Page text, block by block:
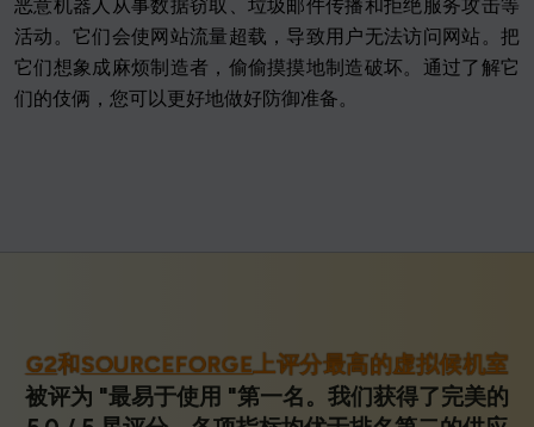
恶意机器人从事数据窃取、垃圾邮件传播和拒绝服务攻击等
活动。它们会使网站流量超载，导致用户无法访问网站。把
它们想象成麻烦制造者，偷偷摸摸地制造破坏。通过了解它
们的伎俩，您可以更好地做好防御准备。
G2和SOURCEFORGE上评分最高的虚拟候机室
被评为 "最易于使用 "第一名。我们获得了完美的